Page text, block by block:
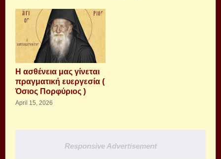
Η ασθένεια μας γίνεται
πραγματική ευεργεσία (
Όσιος Πορφύριος )
April 15, 2026
Responsive Advertisement